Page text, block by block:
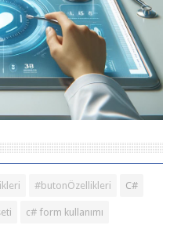
#butonÖzellikleri C#
c# form kullanımı